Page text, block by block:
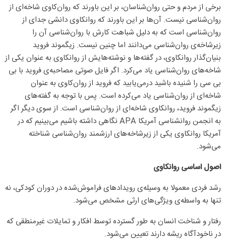
برخی از مردم و حتی روان‌شناسان، بر این باورند که روان‌کاوی شاخه‌ای از
روان‌شناسی نیست. آن‌ها بر این باورند که روانکاوی دانشی جدای از
روان‌شناسی است که به دلیل شباهت کارش با روان‌شناسی آن را
زیرشاخه‌ی روان‌شناسی می‌دانند اما چنین نیست. زیگموند فروید
بنیان‌گذار روانکاوی، در گفته‌ها و نوشته‌هایش از روانکاوی به عنوان یکی از
شاخه‌های روان‌شناسی یاد می‌کرد. اگر فایل صوتی مصاحبه‌ی فروید با بی
بی سی را شنیده باشید درمی‌یابید که فروید از روان‌کاوی به عنوان
شاخه‌ای از روان‌شناسی یاد می‌کرده است. پس با توجه به گفته‌های
زیگموند فروید، روانکاوی شاخه‌ای از روان‌شناسی است. از سوی دیگر اگر
به انجمن روانشناسی آمریکا APA نگاهی داشته باشیم می‌بینیم که در
آمریکا روانکاوی یکی از زیرشاخه‌های ارزشمند روان‌شناسی شناخته
می‌شود.
اصول اساسی روانکاوی
رشد فردی معمولا به وسیله‌ی رویدادهای فراموش‌شده در دوران کودکی، نه
تنها به واسطه‌ی ویژگی‌های ارثی مشخص می‌شود.
رفتار و شناخت انسان به طور گسترده توسط افکار و تمایلات غیرمنطقی که
در ناخودآگاه ریشه دارند تعیین می‌شود.